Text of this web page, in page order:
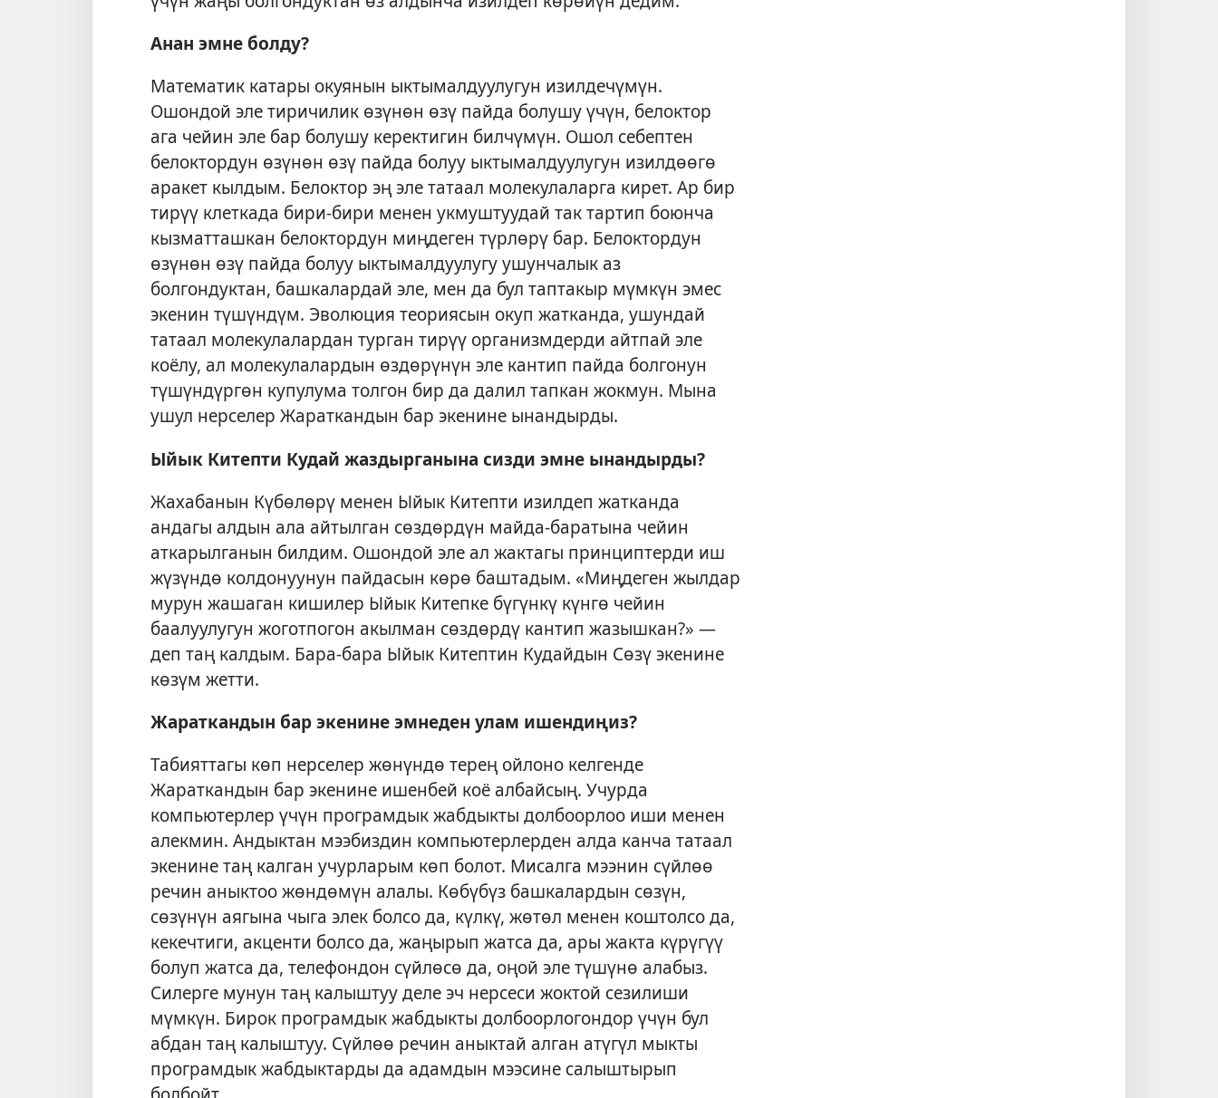
Анан эмне болду?
Математик катары окуянын ыктымалдуулугун изилдечүмүн.
Ошондой эле тиричилик өзүнөн өзү пайда болушу үчүн, белоктор
ага чейин эле бар болушу керектигин билчүмүн. Ошол себептен
белоктордун өзүнөн өзү пайда болуу ыктымалдуулугун изилдөөгө
аракет кылдым. Белоктор эң эле татаал молекулаларга кирет. Ар бир
тирүү клеткада бири-бири менен укмуштуудай так тартип боюнча
кызматташкан белоктордун миңдеген түрлөрү бар. Белоктордун
өзүнөн өзү пайда болуу ыктымалдуулугу ушунчалык аз
болгондуктан, башкалардай эле, мен да бул таптакыр мүмкүн эмес
экенин түшүндүм. Эволюция теориясын окуп жатканда, ушундай
татаал молекулалардан турган тирүү организмдерди айтпай эле
коёлу, ал молекулалардын өздөрүнүн эле кантип пайда болгонун
түшүндүргөн купулума толгон бир да далил тапкан жокмун. Мына
ушул нерселер Жараткандын бар экенине ынандырды.
Ыйык Китепти Кудай жаздырганына сизди эмне ынандырды?
Жахабанын Күбөлөрү менен Ыйык Китепти изилдеп жатканда
андагы алдын ала айтылган сөздөрдүн майда-баратына чейин
аткарылганын билдим. Ошондой эле ал жактагы принциптерди иш
жүзүндө колдонуунун пайдасын көрө баштадым. «Миңдеген жылдар
мурун жашаган кишилер Ыйык Китепке бүгүнкү күнгө чейин
баалуулугун жоготпогон акылман сөздөрдү кантип жазышкан?» —
деп таң калдым. Бара-бара Ыйык Китептин Кудайдын Сөзү экенине
көзүм жетти.
Жараткандын бар экенине эмнеден улам ишендиңиз?
Табияттагы көп нерселер жөнүндө терең ойлоно келгенде
Жараткандын бар экенине ишенбей коё албайсың. Учурда
компьютерлер үчүн програмдык жабдыкты долбоорлоо иши менен
алекмин. Андыктан мээбиздин компьютерлерден алда канча татаал
экенине таң калган учурларым көп болот. Мисалга мээнин сүйлөө
речин аныктоо жөндөмүн алалы. Көбүбүз башкалардын сөзүн,
сөзүнүн аягына чыга элек болсо да, күлкү, жөтөл менен коштолсо да,
кекечтиги, акценти болсо да, жаңырып жатса да, ары жакта күрүгүү
болуп жатса да, телефондон сүйлөсө да, оңой эле түшүнө алабыз.
Силерге мунун таң калыштуу деле эч нерсеси жоктой сезилиши
мүмкүн. Бирок програмдык жабдыкты долбоорлогондор үчүн бул
абдан таң калыштуу. Сүйлөө речин аныктай алган атүгүл мыкты
програмдык жабдыктарды да адамдын мээсине салыштырып